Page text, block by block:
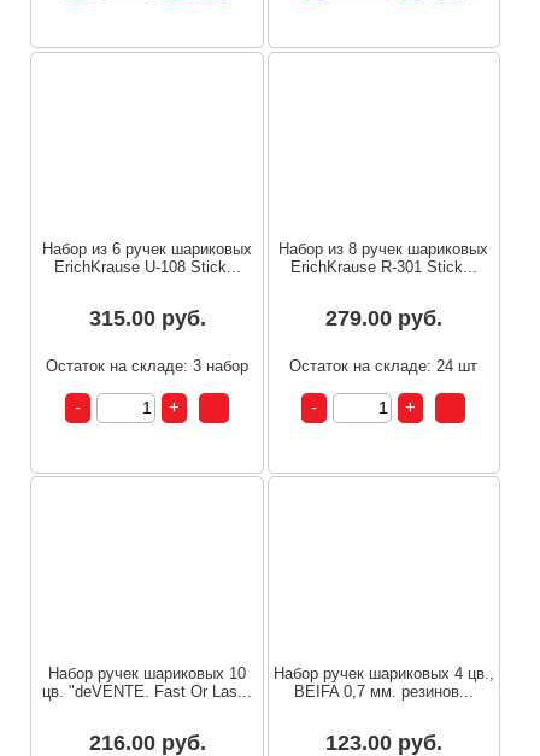
Набор из 6 ручек шариковых
ErichKrause U-108 Stick...
315.00 руб.
Остаток на складе: 3 набор
Набор из 8 ручек шариковых
ErichKrause R-301 Stick...
279.00 руб.
Остаток на складе: 24 шт
Набор ручек шариковых 10
цв. "deVENTE. Fast Or Las...
216.00 руб.
Набор ручек шариковых 4 цв.,
BEIFA 0,7 мм. резинов...
123.00 руб.